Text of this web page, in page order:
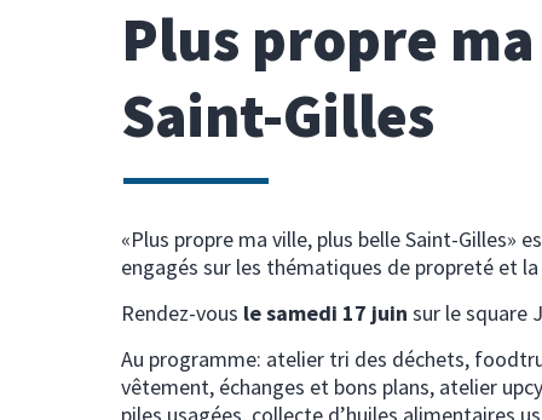
Plus propre
Saint-Gilles
«Plus propre ma ville, plus belle Saint-Gilles»
engagés sur les thématiques de propreté et
Rendez-vous le samedi 17 juin sur le square
Au programme: atelier tri des déchets,
vêtement, échanges et bons plans, atelier